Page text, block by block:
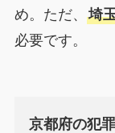
め。ただ、 埼
必要です。
京都府の犯